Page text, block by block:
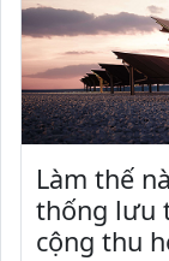
Làm thế
thống lưu
cộng thu